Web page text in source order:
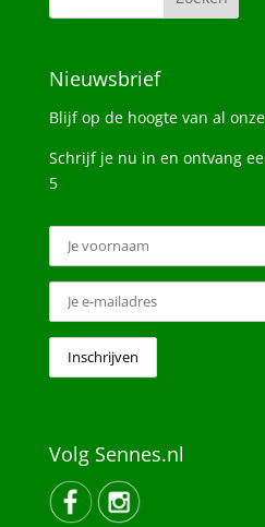
Nieuwsbrief
Blijf op de hoogte van al
Schrijf je nu in en ontvang
5
Volg Sennes.nl